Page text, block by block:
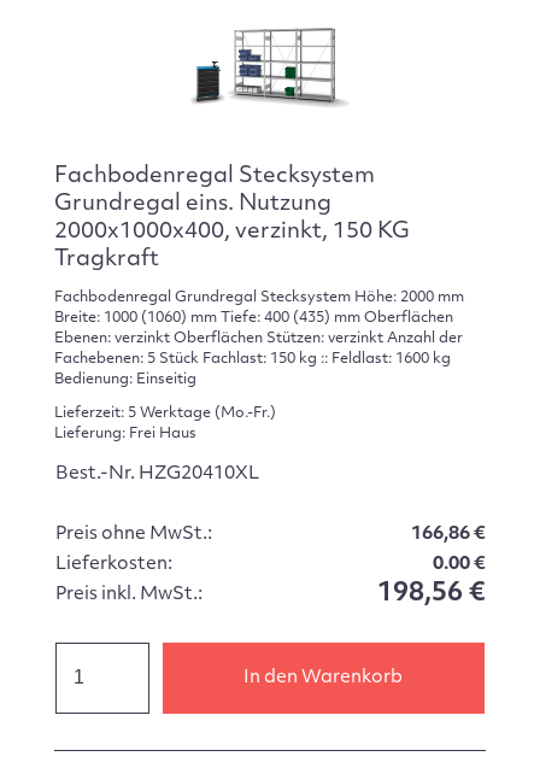
Fachbodenregal Stecksystem
Grundregal eins. Nutzung
2000x1000x400, verzinkt, 150 KG
Tragkraft
Fachbodenregal Grundregal Stecksystem Höhe: 2000 mm
Breite: 1000 (1060) mm Tiefe: 400 (435) mm Oberflächen
Ebenen: verzinkt Oberflächen Stützen: verzinkt Anzahl der
Fachebenen: 5 Stück Fachlast: 150 kg :: Feldlast: 1600 kg
Bedienung: Einseitig
Lieferzeit: 5 Werktage (Mo.-Fr.)
Lieferung: Frei Haus
Best.-Nr. HZG20410XL
Preis ohne MwSt.:
166,86 €
Lieferkosten:
0.00 €
Preis inkl. MwSt.:
198,56 €
In den Warenkorb